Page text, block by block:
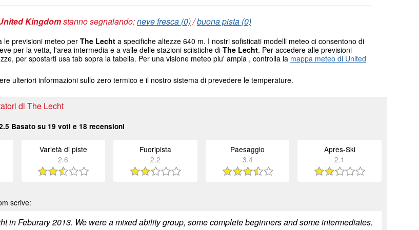
Kingdomstanno segnalando:neve fresca (0)/buona pista (0)
le previsioni meteo per The Lecht a specifiche altezze 640 m. I nostri sofisticati modelli meteo ci consentono di
per la vetta, l'area intermedia e a valle delle stazioni sciistiche di The Lecht. Per accedere alle previsioni
per spostarti usa tab sopra la tabella. Per una visione meteo piu' ampia , controlla la mappa meteo di United
ulteriori informazioni sullo zero termico e il nostro sistema di prevedere le temperature.
di The Lecht
Basato su 19 voti e 18 recensioni
Varietà di piste
2.6
Fuoripista
2.2
Paesaggio
3.4
Apres-Ski
2.1
scrive:
in Feburary 2013. We were a mixed ability group, some complete beginners and some intermediates.